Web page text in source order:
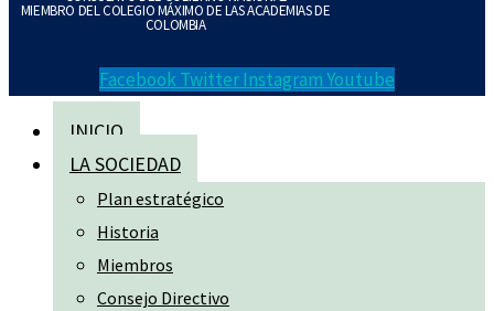
MIEMBRO DEL COLEGIO MÁXIMO DE LAS ACADEMIAS DE
COLOMBIA
Facebook Twitter InstagramYoutube
INICIO
LA SOCIEDAD
Plan estratégico
Historia
Miembros
Consejo Directivo